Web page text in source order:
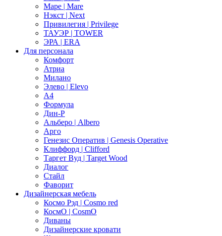
Маре | Mare
Нэкст | Next
Привилегия | Privilege
ТАУЭР | TOWER
ЭРА | ERA
Для персонала
Комфорт
Атриа
Милано
Элево | Elevo
А4
Формула
Дин-Р
Альберо | Albero
Арго
Генезис Оператив | Genesis Operative
Клиффорд | Clifford
Таргет Вуд | Target Wood
Диалог
Стайл
Фаворит
Дизайнерская мебель
Космо Рэд | Cosmo red
КосмО | CosmO
Диваны
Дизайнерские кровати